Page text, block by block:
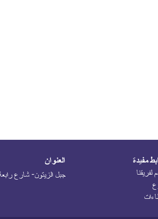
مفيدة
لفريقنا
العنوان
جبل الزيتون- شارع رابعة